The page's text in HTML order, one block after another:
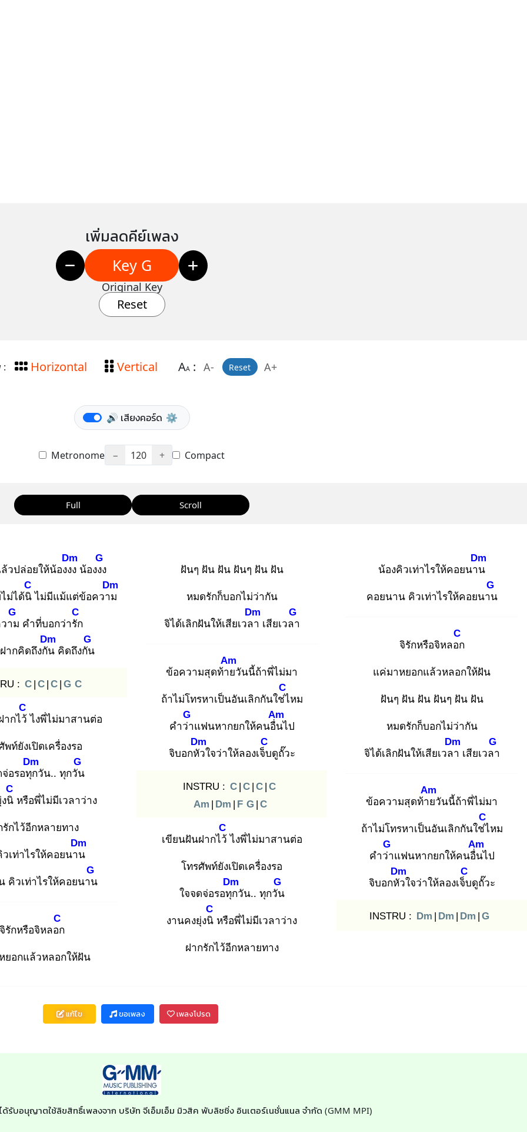
เพิ่มลดคีย์เพลง
Key G
Original Key
Reset
: Horizontal Vertical AA: A- Reset A+
🔊 เสียงคอร์ด ⚙️
Metronome − 120 + Compact
Full Scroll
วปล่อยให้น้องงง
Dm
น้องงง
G
ไม่ได้นิ
C
ไม่มีแม้แต่ข้อความ
Dm
าม
G
คำที่บอกว่ารัก
C
ากคิดถึงกัน
Dm
คิดถึงกัน
G
: C | C | C | G C
ากไว้
C
ไงพี่ไม่มาสานต่อ
พท์ยังเปิดเครื่องรอ
จ่อรอทุก
Dm
วัน.. ทุกวัน
G
นิ
C
หรือพี่ไม่มีเวลาว่าง
รักไว้อีกหลายทาง
วเท่าไรให้คอยนาน
Dm
คิวเท่าไรให้คอยนาน
G
จิรักหรือจิหลอก
C
ยอกแล้วหลอกให้ฝัน
ฝันๆ ฝัน ฝัน ฝันๆ ฝัน ฝัน
หมดรักก็บอกไม่ว่ากัน
จิได้เลิกฝันให้เสียเวลา
Dm
เสียเวลา
G
ข้อความสุดท้าย
Am
วันนี้ถ้าพี่ไม่มา
ถ้าไม่โทรหาเป็นอันเลิกกันใช่ไ
C
หม
คำว่า
G
แฟนหากยกให้คนอื่น
Am
ไป
จิบอกหัว
Dm
ใจว่าให้ลองเจ็บ
C
ดูถั๊วะ
INSTRU : C | C | C | C
Am | Dm | F G | C
เขียนฝันฝากไว้
C
ไงพี่ไม่มาสานต่อ
โทรศัพท์ยังเปิดเครื่องรอ
ใจจดจ่อรอทุก
Dm
วัน.. ทุกวัน
G
งานคงยุ่งนิ
C
หรือพี่ไม่มีเวลาว่าง
ฝากรักไว้อีกหลายทาง
น้องคิวเท่าไรให้คอยนาน
Dm
คอยนาน คิวเท่าไรให้คอยนาน
G
จิรักหรือจิหลอก
C
แค่มาหยอกแล้วหลอกให้ฝัน
ฝันๆ ฝัน ฝัน ฝันๆ ฝัน ฝัน
หมดรักก็บอกไม่ว่ากัน
จิได้เลิกฝันให้เสียเวลา
Dm
เสียเวลา
G
ข้อความสุดท้าย
Am
วันนี้ถ้าพี่ไม่มา
ถ้าไม่โทรหาเป็นอันเลิกกันใช่ไ
C
หม
คำว่า
G
แฟนหากยกให้คนอื่น
Am
ไป
จิบอกหัว
Dm
ใจว่าให้ลองเจ็บ
C
ดูถั๊วะ
INSTRU : Dm | Dm | Dm | G
แก้ไข ขอเพลง เพลงโปรด
ด้รับอนุญาตใช้ลิขสิทธิ์เพลงจาก บริษัท จีเอ็มเอ็ม มิวสิค พับลิชชิ่ง อินเตอร์เนชั่นแนล จำกัด (GMM MPI)